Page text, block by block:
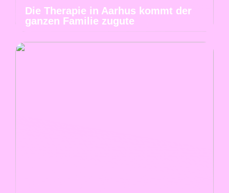
Die Therapie in Aarhus kommt der
ganzen Familie zugute